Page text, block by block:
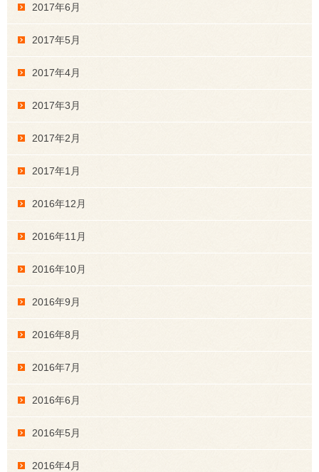
2017年6月
2017年5月
2017年4月
2017年3月
2017年2月
2017年1月
2016年12月
2016年11月
2016年10月
2016年9月
2016年8月
2016年7月
2016年6月
2016年5月
2016年4月